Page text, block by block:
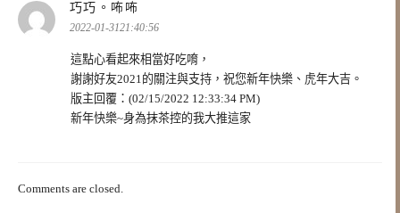
巧巧。咘咘
示:
2022-01-3121:40:56
這點心看起來相當好吃唷，
謝謝好友2021的關注與支持，祝您新年快樂、虎年大吉。
版主回覆：(02/15/2022 12:33:34 PM)
新年快樂~身為抹茶控的我大推這家
Comments are closed.